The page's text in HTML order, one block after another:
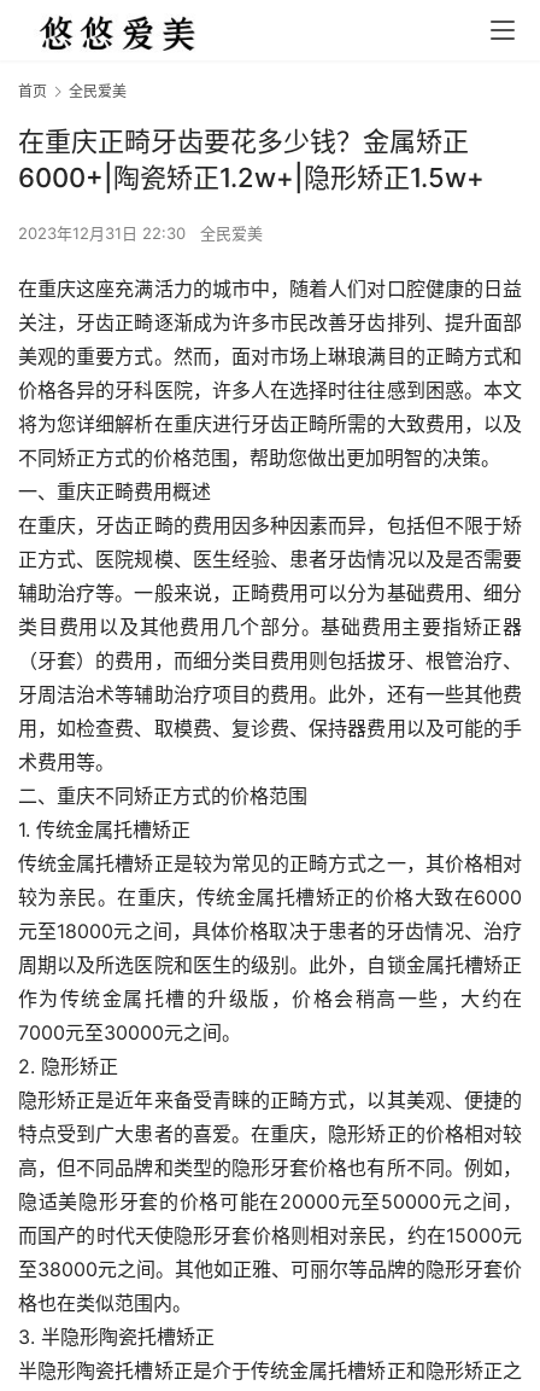
首页 全民爱美
在重庆正畸牙齿要花多少钱？金属矫正
6000+|陶瓷矫正1.2w+|隐形矫正1.5w+
2023年12月31日 22:30 全民爱美
在重庆这座充满活力的城市中，随着人们对口腔健康的日益
关注，牙齿正畸逐渐成为许多市民改善牙齿排列、提升面部
美观的重要方式。然而，面对市场上琳琅满目的正畸方式和
价格各异的牙科医院，许多人在选择时往往感到困惑。本文
将为您详细解析在重庆进行牙齿正畸所需的大致费用，以及
不同矫正方式的价格范围，帮助您做出更加明智的决策。
一、重庆正畸费用概述
在重庆，牙齿正畸的费用因多种因素而异，包括但不限于矫
正方式、医院规模、医生经验、患者牙齿情况以及是否需要
辅助治疗等。一般来说，正畸费用可以分为基础费用、细分
类目费用以及其他费用几个部分。基础费用主要指矫正器
（牙套）的费用，而细分类目费用则包括拔牙、根管治疗、
牙周洁治术等辅助治疗项目的费用。此外，还有一些其他费
用，如检查费、取模费、复诊费、保持器费用以及可能的手
术费用等。
二、重庆不同矫正方式的价格范围
1. 传统金属托槽矫正
传统金属托槽矫正是较为常见的正畸方式之一，其价格相对
较为亲民。在重庆，传统金属托槽矫正的价格大致在6000
元至18000元之间，具体价格取决于患者的牙齿情况、治疗
周期以及所选医院和医生的级别。此外，自锁金属托槽矫正
作为传统金属托槽的升级版，价格会稍高一些，大约在
7000元至30000元之间。
2. 隐形矫正
隐形矫正是近年来备受青睐的正畸方式，以其美观、便捷的
特点受到广大患者的喜爱。在重庆，隐形矫正的价格相对较
高，但不同品牌和类型的隐形牙套价格也有所不同。例如，
隐适美隐形牙套的价格可能在20000元至50000元之间，
而国产的时代天使隐形牙套价格则相对亲民，约在15000元
至38000元之间。其他如正雅、可丽尔等品牌的隐形牙套价
格也在类似范围内。
3. 半隐形陶瓷托槽矫正
半隐形陶瓷托槽矫正是介于传统金属托槽矫正和隐形矫正之